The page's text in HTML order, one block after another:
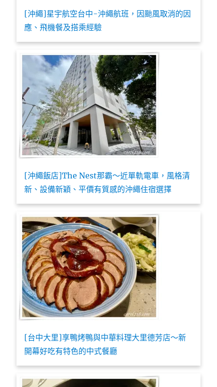
[沖繩]星宇航空台中-沖繩航班，因颱風取消的因
應、飛機餐及搭乘經驗
[沖繩飯店]The Nest那霸～近單軌電車，風格清
新、設備新穎、平價有質感的沖繩住宿選擇
[台中大里]享鴨烤鴨與中華料理大里德芳店～新
開幕好吃有特色的中式餐廳